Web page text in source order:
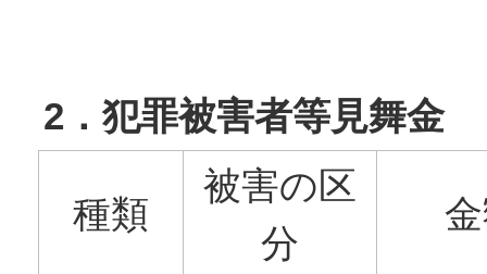
2．犯罪被害者等見舞金
種類
被害の区
分